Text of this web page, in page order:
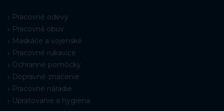
Pracovné odevy
Pracovná obuv
Maskáče a vojenské
Pracovné rukavice
Ochranné pomôcky
Dopravné značenie
Pracovné náradie
Upratovanie a hygiena